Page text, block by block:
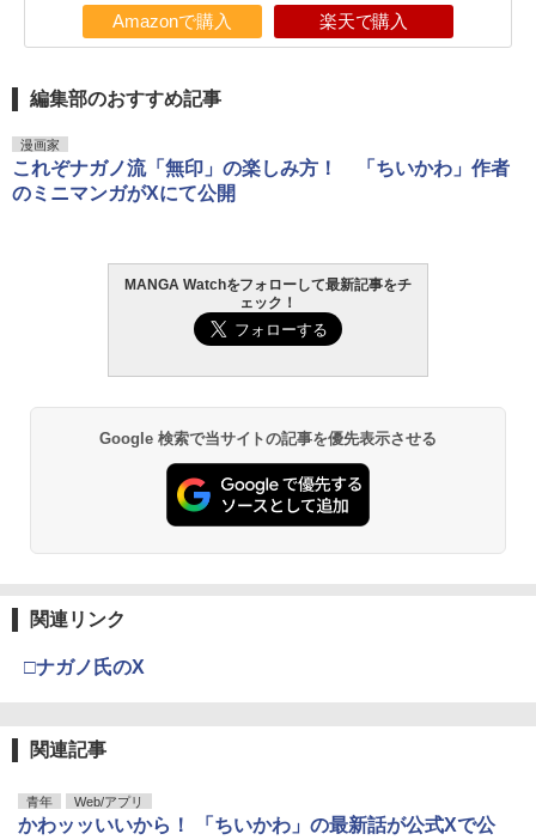
Amazonで購入 楽天で購入
編集部のおすすめ記事
漫画家
これぞナガノ流「無印」の楽しみ方！ 「ちいかわ」作者
のミニマンガがXにて公開
MANGA Watchをフォローして最新記事をチ
ェック！
Google 検索で当サイトの記事を優先表示させる
関連リンク
□ナガノ氏のX
関連記事
青年 Web/アプリ
かわッッいいから！ 「ちいかわ」の最新話が公式Xで公